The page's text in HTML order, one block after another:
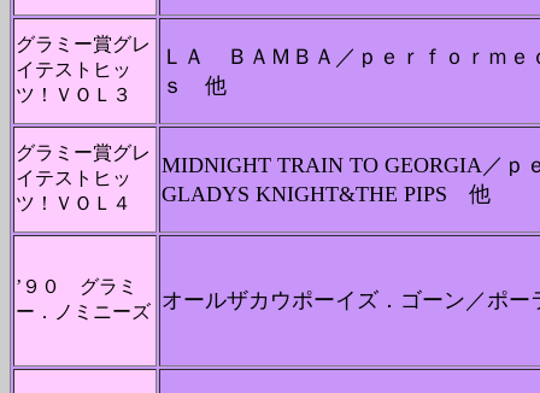
グラミー賞グレ
イテストヒッ
ツ！ＶＯＬ３
ＬＡ ＢＡＭＢＡ／ｐｅｒｆｏｒ
ｓ 他
グラミー賞グレ
イテストヒッ
ツ！ＶＯＬ４
MIDNIGHT TRAIN TO GEORGIA／
GLADYS KNIGHT&THE PIPS 他
’９０ グラミ
ー．ノミニーズ オールザカウポーイズ．ゴーン／ポ